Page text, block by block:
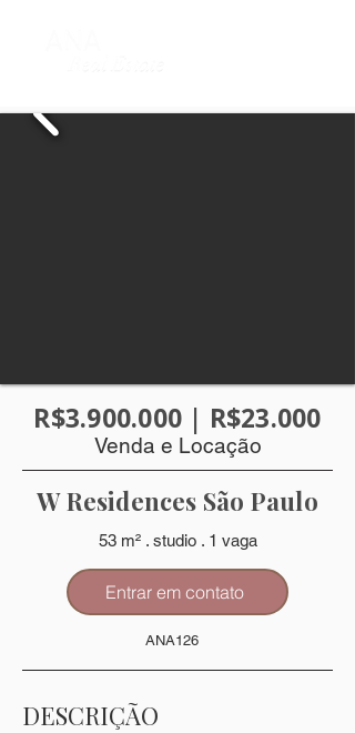
R$3.900.000 | R$23.000
Venda e Locação
W Residences São Paulo
53 m² . studio . 1 vaga
Entrar em contato
ANA126
DESCRIÇÃO